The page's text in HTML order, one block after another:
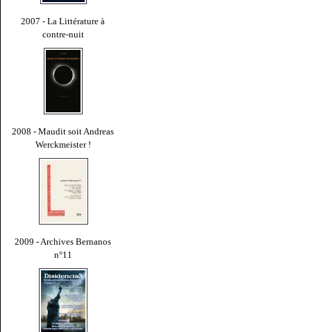
2007 - La Littérature à
contre-nuit
2008 - Maudit soit Andreas
Werckmeister !
2009 - Archives Bernanos
n°11